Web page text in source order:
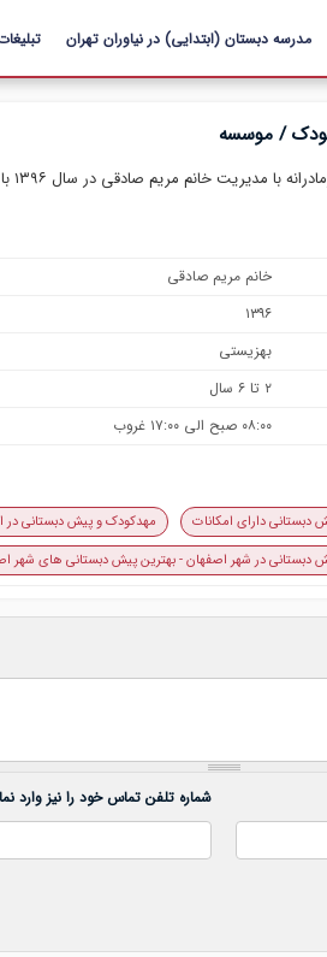
محتوای
مدرسه دبستان (ابتدایی) در نیاوران تهران
/ موسسه
خانم مریم صادقی
۱۳۹۶
بهزیستی
۲ تا ۶ سال
۰۸:۰۰ صبح الی ۱۷:۰۰ غروب
دبستانی دارای امکانات
مهدکودک و پیش دبستانی در
دبستانی در شهر اصفهان - بهترین پیش دبستانی های شهر
شماره تلفن تماس خود را نیز وارد